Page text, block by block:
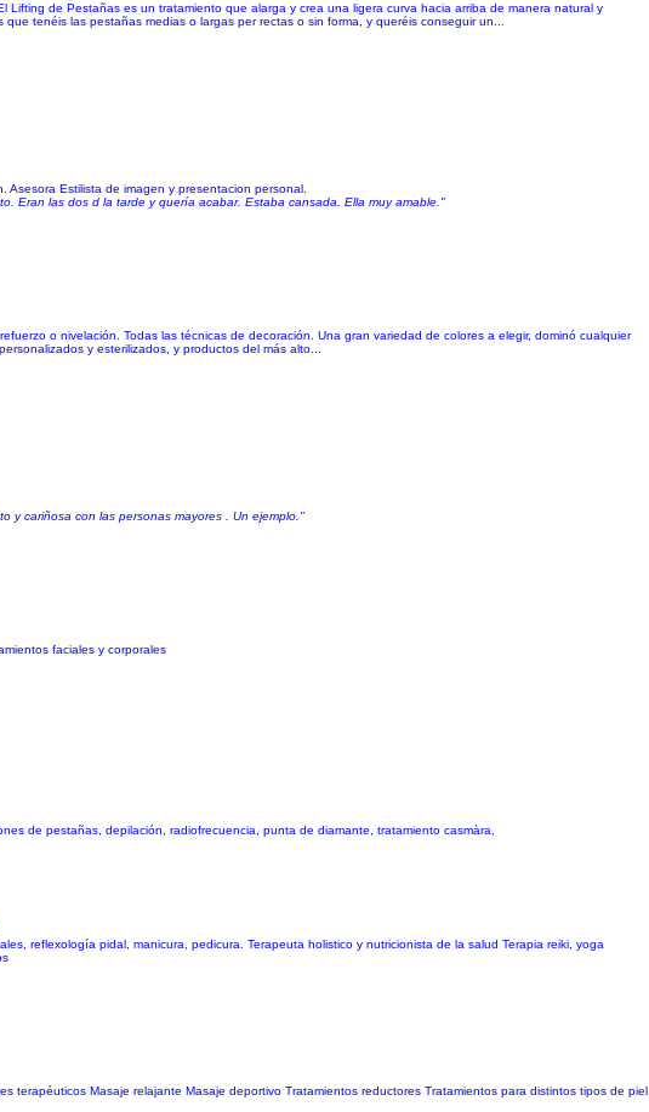
Lifting de Pestañas es un tratamiento que alarga y crea una ligera curva hacia arriba de manera natural y
tenéis las pestañas medias o largas per rectas o sin forma, y queréis conseguir un...
Estilista de imagen y presentacion personal.
Eran las dos d la tarde y quería acabar. Estaba cansada. Ella muy amable."
o nivelación. Todas las técnicas de decoración. Una gran variedad de colores a elegir, dominó cualquier
y esterilizados, y productos del más alto...
y cariñosa con las personas mayores . Un ejemplo."
faciales y corporales
de pestañas, depilación, radiofrecuencia, punta de diamante, tratamiento casmàra,
reflexología pidal, manicura, pedicura. Terapeuta holistico y nutricionista de la salud Terapia reiki, yoga
terapéuticos Masaje relajante Masaje deportivo Tratamientos reductores Tratamientos para distintos tipos de piel